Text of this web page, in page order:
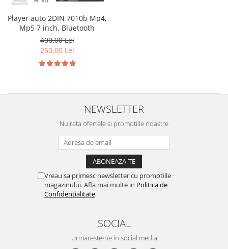
Player auto 2DIN 7010b Mp4,
Mp5 7 inch, Bluetooth
400,00 Lei
250,00 Lei
NEWSLETTER
Nu rata ofertele si promotiile noastre
Vreau sa primesc newsletter cu promotiile
magazinului. Afla mai multe in Politica de
Confidentialitate
SOCIAL
Urmareste-ne in social media